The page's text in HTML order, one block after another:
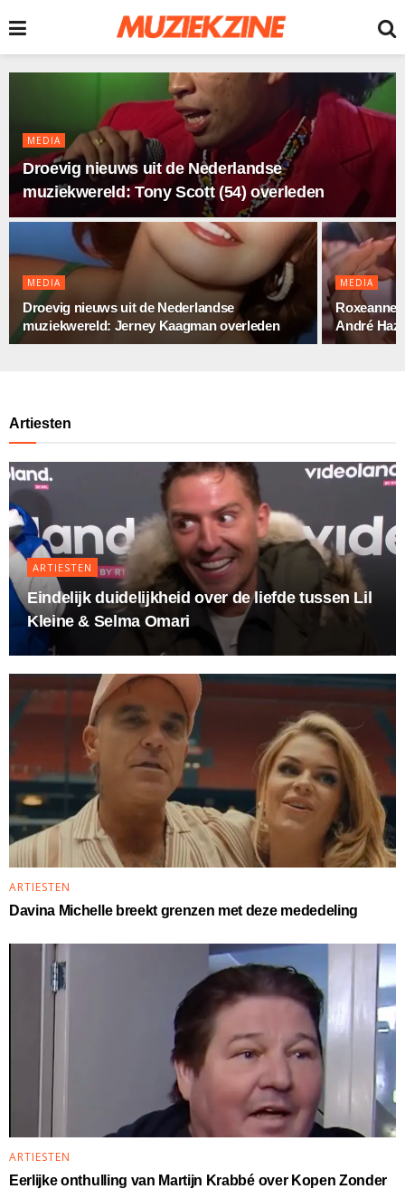
MEDIA
Droevig nieuws uit de Nederlandse
muziekwereld: Tony Scott (54) overleden
MEDIA
Droevig nieuws uit de Nederlandse
muziekwereld: Jerney Kaagman overleden
MEDIA
Roxeanne
André
Artiesten
ARTIESTEN
Eindelijk duidelijkheid over de liefde tussen Lil
Kleine & Selma Omari
ARTIESTEN
Davina Michelle breekt grenzen met deze mededeling
ARTIESTEN
Eerlijke onthulling van Martijn Krabbé over Kopen Zonder